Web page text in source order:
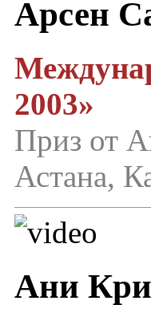
Арсен
2003»
Приз от
Астана,
Ани